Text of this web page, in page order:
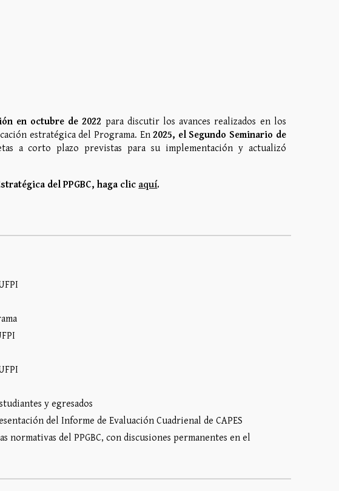
en octubre de 2022 para discutir los avances realizados en los
estratégica del Programa. En2025, el Segundo Seminario de
a corto plazo previstas para su implementación y actualizó
del PPGBC, haga clic aquí.
y egresados
del Informe de Evaluación Cuadrienal de CAPES
normativas del PPGBC, con discusiones permanentes en el